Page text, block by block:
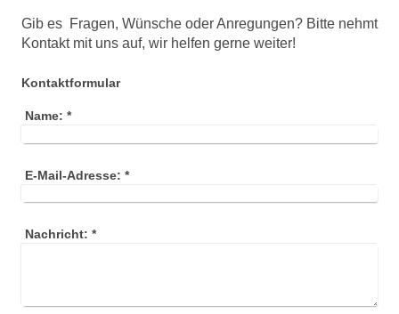
Gib es Fragen, Wünsche oder Anregungen? Bitte nehmt
Kontakt mit uns auf, wir helfen gerne weiter!
Kontaktformular
Name: *
E-Mail-Adresse: *
Nachricht: *